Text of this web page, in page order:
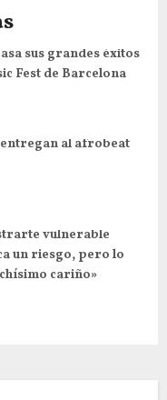
sus grandes éxitos
Fest de Barcelona
entregan al afrobeat
vulnerable
un riesgo, pero lo
cariño»